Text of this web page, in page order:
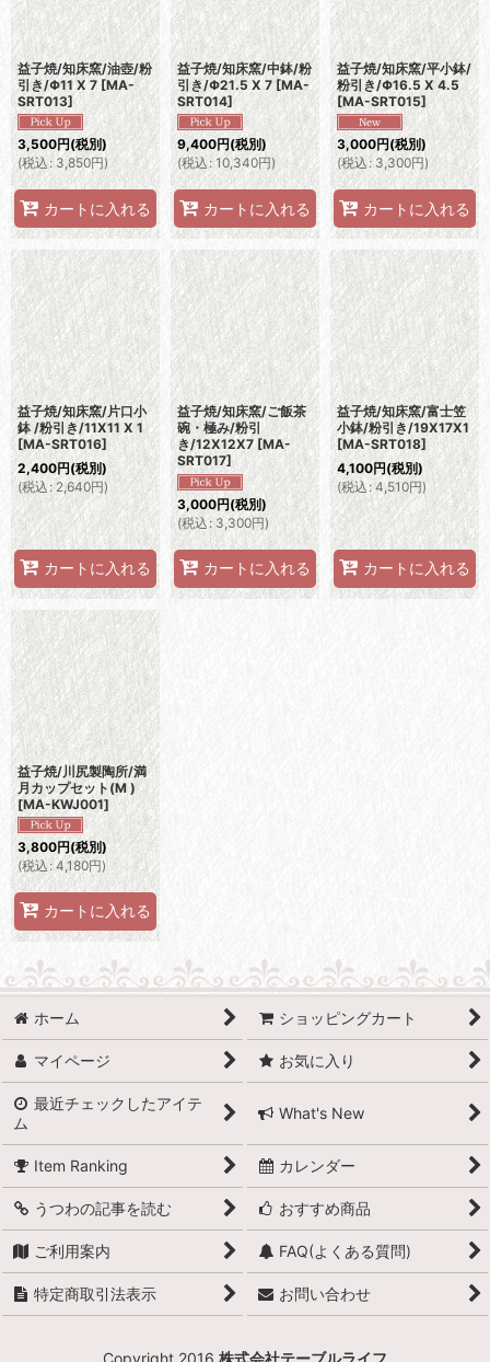
益子焼/知床窯/油壺/粉
引き/Φ11 X 7 [MA-
SRT013]
3,500円(税別)
(税込: 3,850円)
カートに入れる
益子焼/知床窯/中鉢/粉
引き/Φ21.5 X 7 [MA-
SRT014]
9,400円(税別)
(税込 : 10,340円)
カートに入れる
益子焼/知床窯/平小鉢/
粉引き/Φ16.5 X 4.5
[MA-SRT015]
3,000円(税別)
(税込: 3,300円)
カートに入れる
益子焼/知床窯/片口小
鉢 /粉引き/11X11 X 1
[MA-SRT016]
2,400円(税別)
(税込 : 2,640円)
カートに入れる
益子焼/知床窯/ご飯茶
碗・極み/粉引
き/12X12X7 [MA-
SRT017]
3,000円(税別)
(税込: 3,300円)
カートに入れる
益子焼/知床窯/富士笠
小鉢/粉引き/19X17X1
[MA-SRT018]
4,100円(税別)
(税込 : 4,510円)
カートに入れる
益子焼/川尻製陶所/満
月カップセット(M )
[MA-KWJ001]
3,800円(税別)
(税込 : 4,180円)
カートに入れる
ホーム ショッピングカート
マイページ お気に入り
最近チェックしたアイテ
ム
What's New
Item Ranking カレンダー
うつわの記事を読む おすすめ商品
ご利用案内 FAQ(よくある質問)
特定商取引法表示 お問い合わせ
Copyright 2016 株式会社テーブルライフ